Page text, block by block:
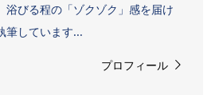
浴びる程の「ゾクゾク」感を届け
筆しています...
プロフィール